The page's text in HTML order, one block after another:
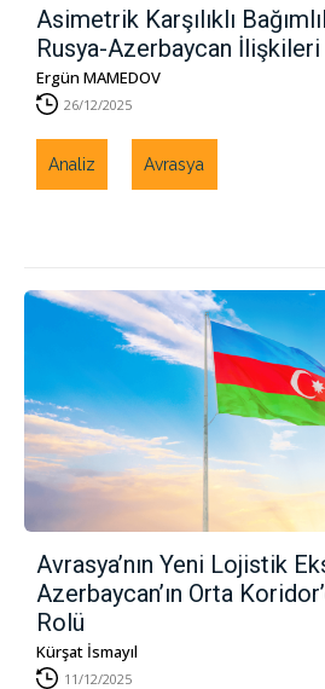
Asimetrik Karşılıklı
Rusya-Azerbaycan İlişkileri
Ergün MAMEDOV
26/12/2025
Analiz Avrasya
Avrasya’nın Yeni Lojistik
Azerbaycan’ın Orta
Rolü
Kürşat İsmayıl
11/12/2025